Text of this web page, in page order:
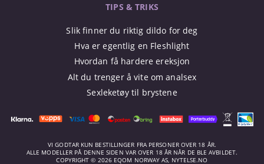
TIPS & TRIKS
Slik finner du riktig dildo for deg
Hva er egentlig en Fleshlight
Hvordan få hardere ereksjon
Alt du trenger å vite om analsex
Sexleketøy til brystene
VI GODTAR KUN BESTILLINGER FRA PERSONER OVER 18 ÅR.
ALLE MODELLER PÅ DENNE SIDEN VAR OVER 18 ÅR NÅR DE BLE AVBILDET.
COPYRIGHT © 2026 EQOM NORWAY AS, NYTELSE.NO